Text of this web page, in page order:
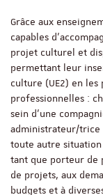
Grâce aux
capables
projet culturel et
permettant leur
culture (UE2) en
professionnelles :
sein d'une
administrateur/trice
toute autre
tant que porteur de
de projets, aux
budgets et à